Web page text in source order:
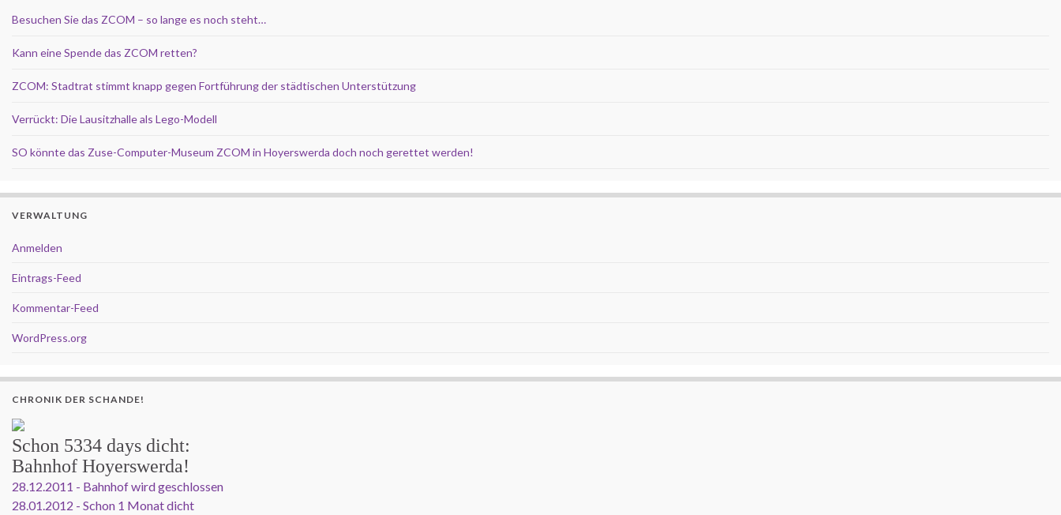
Besuchen Sie das ZCOM – so lange es noch steht…
Kann eine Spende das ZCOM retten?
ZCOM: Stadtrat stimmt knapp gegen Fortführung der städtischen Unterstützung
Verrückt: Die Lausitzhalle als Lego-Modell
SO könnte das Zuse-Computer-Museum ZCOM in Hoyerswerda doch noch gerettet werden!
VERWALTUNG
Anmelden
Eintrags-Feed
Kommentar-Feed
WordPress.org
CHRONIK DER SCHANDE!
Schon 5334 days dicht:
Bahnhof Hoyerswerda!
28.12.2011 - Bahnhof wird geschlossen
28.01.2012 - Schon 1 Monat dicht